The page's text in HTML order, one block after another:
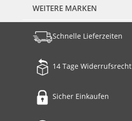
WEITERE MARKEN
Schnelle Lieferzeiten
14 Tage Widerrufsrecht
Sicher Einkaufen